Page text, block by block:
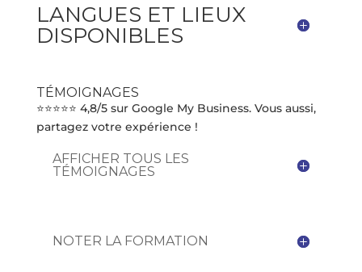
LANGUES ET LIEUX
DISPONIBLES
TÉMOIGNAGES
⭐⭐⭐⭐⭐ 4,8/5 sur Google My Business. Vous aussi,
partagez votre expérience !
AFFICHER TOUS LES
TÉMOIGNAGES
NOTER LA FORMATION